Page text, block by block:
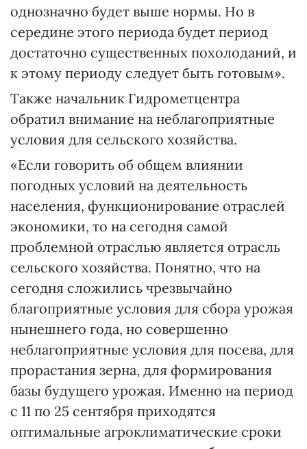
однозначно будет выше нормы. Но в
середине этого периода будет период
достаточно существенных похолоданий, и
к этому периоду следует быть готовым».
Также начальник Гидрометцентра
обратил внимание на неблагоприятные
условия для сельского хозяйства.
«Если говорить об общем влиянии
погодных условий на деятельность
населения, функционирование отраслей
экономики, то на сегодня самой
проблемной отраслью является отрасль
сельского хозяйства. Понятно, что на
сегодня сложились чрезвычайно
благоприятные условия для сбора урожая
нынешнего года, но совершенно
неблагоприятные условия для посева, для
прорастания зерна, для формирования
базы будущего урожая. Именно на период
с 11 по 25 сентября приходятся
оптимальные агроклиматические сроки